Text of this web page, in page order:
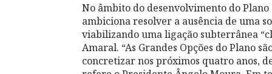
No âmbito do desenvolvimento do
ambiciona resolver a ausência de uma
viabilizando uma ligação subterrânea
Amaral. “As Grandes Opções do Plano
concretizar nos próximos quatro anos,